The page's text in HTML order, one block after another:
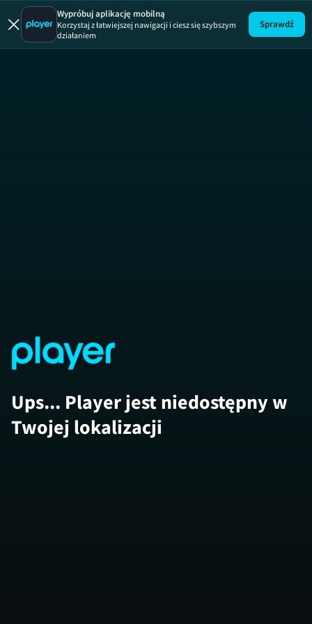
Wypróbuj aplikację mobilną
Korzystaj z łatwiejszej nawigacji i ciesz się szybszym
działaniem
Sprawdź
Ups... Player jest niedostępny w
Twojej lokalizacji